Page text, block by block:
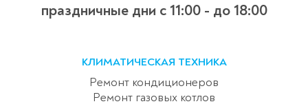
праздничные дни с 11:00 - до 18:00
КЛИМАТИЧЕСКАЯ ТЕХНИКА
Ремонт кондиционеров
Ремонт газовых котлов